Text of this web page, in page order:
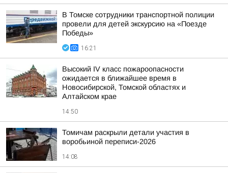
В Томске сотрудники транспортной полиции
провели для детей экскурсию на «Поезде
Победы»
16:21
Высокий IV класс пожароопасности
ожидается в ближайшее время в
Новосибирской, Томской областях и
Алтайском крае
14:50
Томичам раскрыли детали участия в
воробьиной переписи-2026
14:08